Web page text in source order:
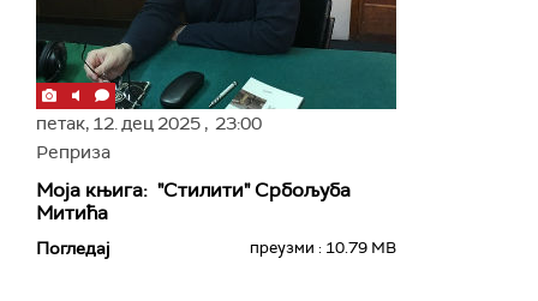
петак, 12. дец 2025 , 23:00
Реприза
Моја књига: "Стилити" Србољуба
Митића
Погледај преузми : 10.79 MB